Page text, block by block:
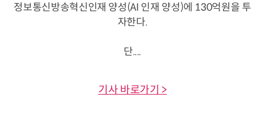
정보통신방송혁신인재 양성(AI 인재 양성)에 130억원을 투
자한다.
단....
기사 바로가기 >